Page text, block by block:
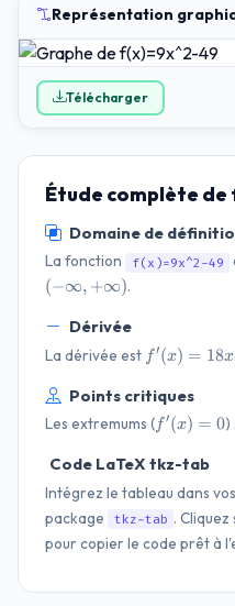
Représentation
Télécharger
Étude complète de
Domaine de
La fonction f(x)=9x^2-49
(−∞, +∞).
Dérivée
La dérivée est f'(x)=18
f′(x) = 18x.
Points critiques
Les extremums (f'(x)=0
f′(x) = 0) :
Code LaTeX tkz-tab
Intégrez le tableau dans
package
tkz-tab . Cliquez
pour copier le code prêt à